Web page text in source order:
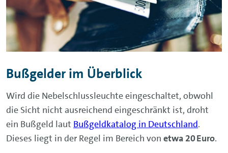
Bußgelder im Überblick
Wird die Nebelschlussleuchte eingeschaltet, obwohl
die Sicht nicht ausreichend eingeschränkt ist, droht
ein Bußgeld laut Bußgeldkatalog in Deutschland.
Dieses liegt in der Regel im Bereich von etwa 20 Euro.